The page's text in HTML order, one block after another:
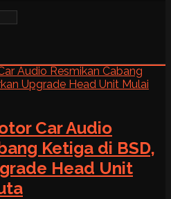
Car Audio
Ketiga di BSD,
Head Unit